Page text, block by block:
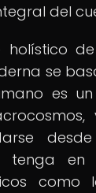
del
holístico
se
es
tenga en
como